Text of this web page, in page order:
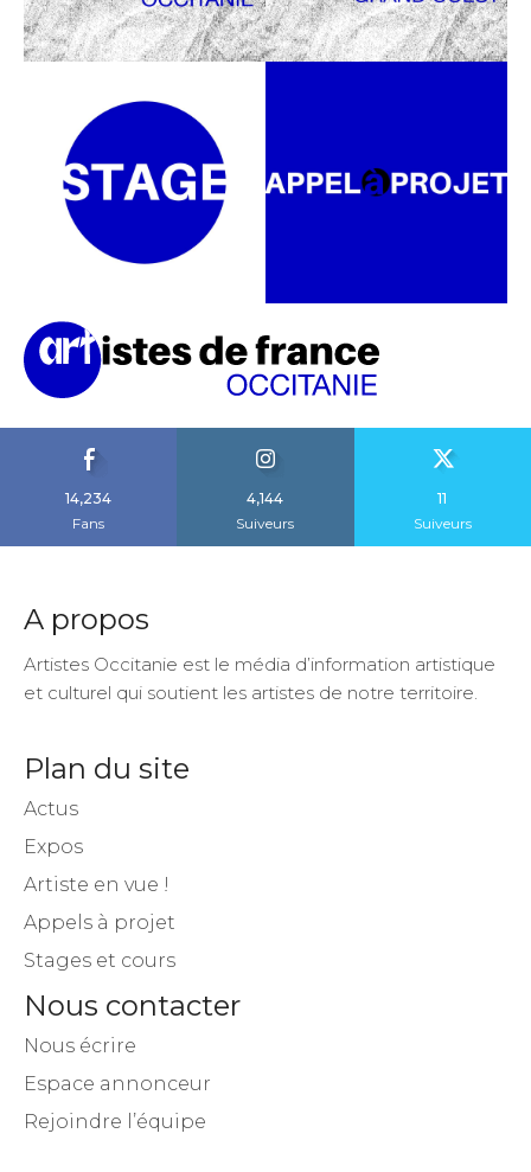
14,234
Fans
4,144
Suiveurs
11
Suiveurs
A propos
Artistes Occitanie est le média d’information artistique
et culturel qui soutient les artistes de notre territoire.
Plan du site
Actus
Expos
Artiste en vue !
Appels à projet
Stages et cours
Nous contacter
Nous écrire
Espace annonceur
Rejoindre l’équipe